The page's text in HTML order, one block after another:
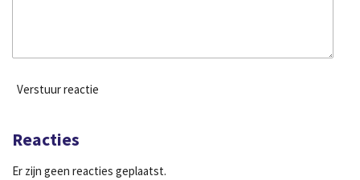
Verstuur reactie
Reacties
Er zijn geen reacties geplaatst.